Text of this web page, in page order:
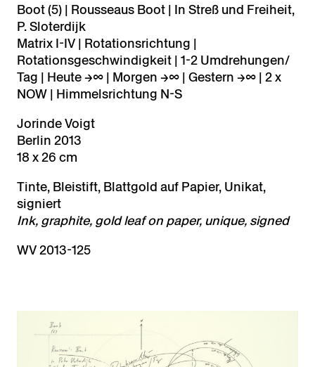
Boot (5) | Rousseaus Boot | In Streß und Freiheit,
P. Sloterdijk
Matrix I-IV | Rotationsrichtung |
Rotationsgeschwindigkeit | 1-2 Umdrehungen/
Tag | Heute →∞ | Morgen →∞ | Gestern →∞ | 2 x
NOW | Himmelsrichtung N-S
Jorinde Voigt
Berlin 2013
18 x 26 cm
Tinte, Bleistift, Blattgold auf Papier, Unikat,
signiert
Ink, graphite, gold leaf on paper, unique, signed
WV 2013-125